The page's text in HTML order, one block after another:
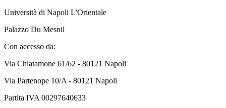
Università di Napoli L'Orientale
Palazzo Du Mesnil
Con accesso da:
Via Chiatamone 61/62 - 80121 Napoli
Via Partenope 10/A - 80121 Napoli
Partita IVA 00297640633